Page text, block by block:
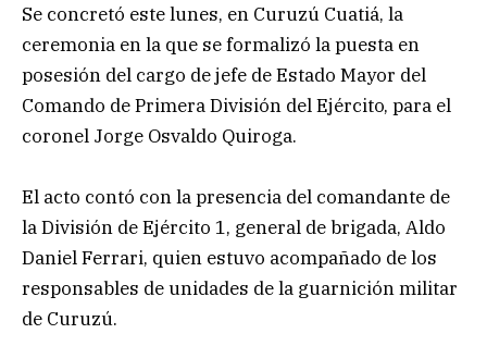
Se concretó este lunes, en Curuzú Cuatiá, la
ceremonia en la que se formalizó la puesta en
posesión del cargo de jefe de Estado Mayor del
Comando de Primera División del Ejército, para el
coronel Jorge Osvaldo Quiroga.
El acto contó con la presencia del comandante de
la División de Ejército 1, general de brigada, Aldo
Daniel Ferrari, quien estuvo acompañado de los
responsables de unidades de la guarnición militar
de Curuzú.